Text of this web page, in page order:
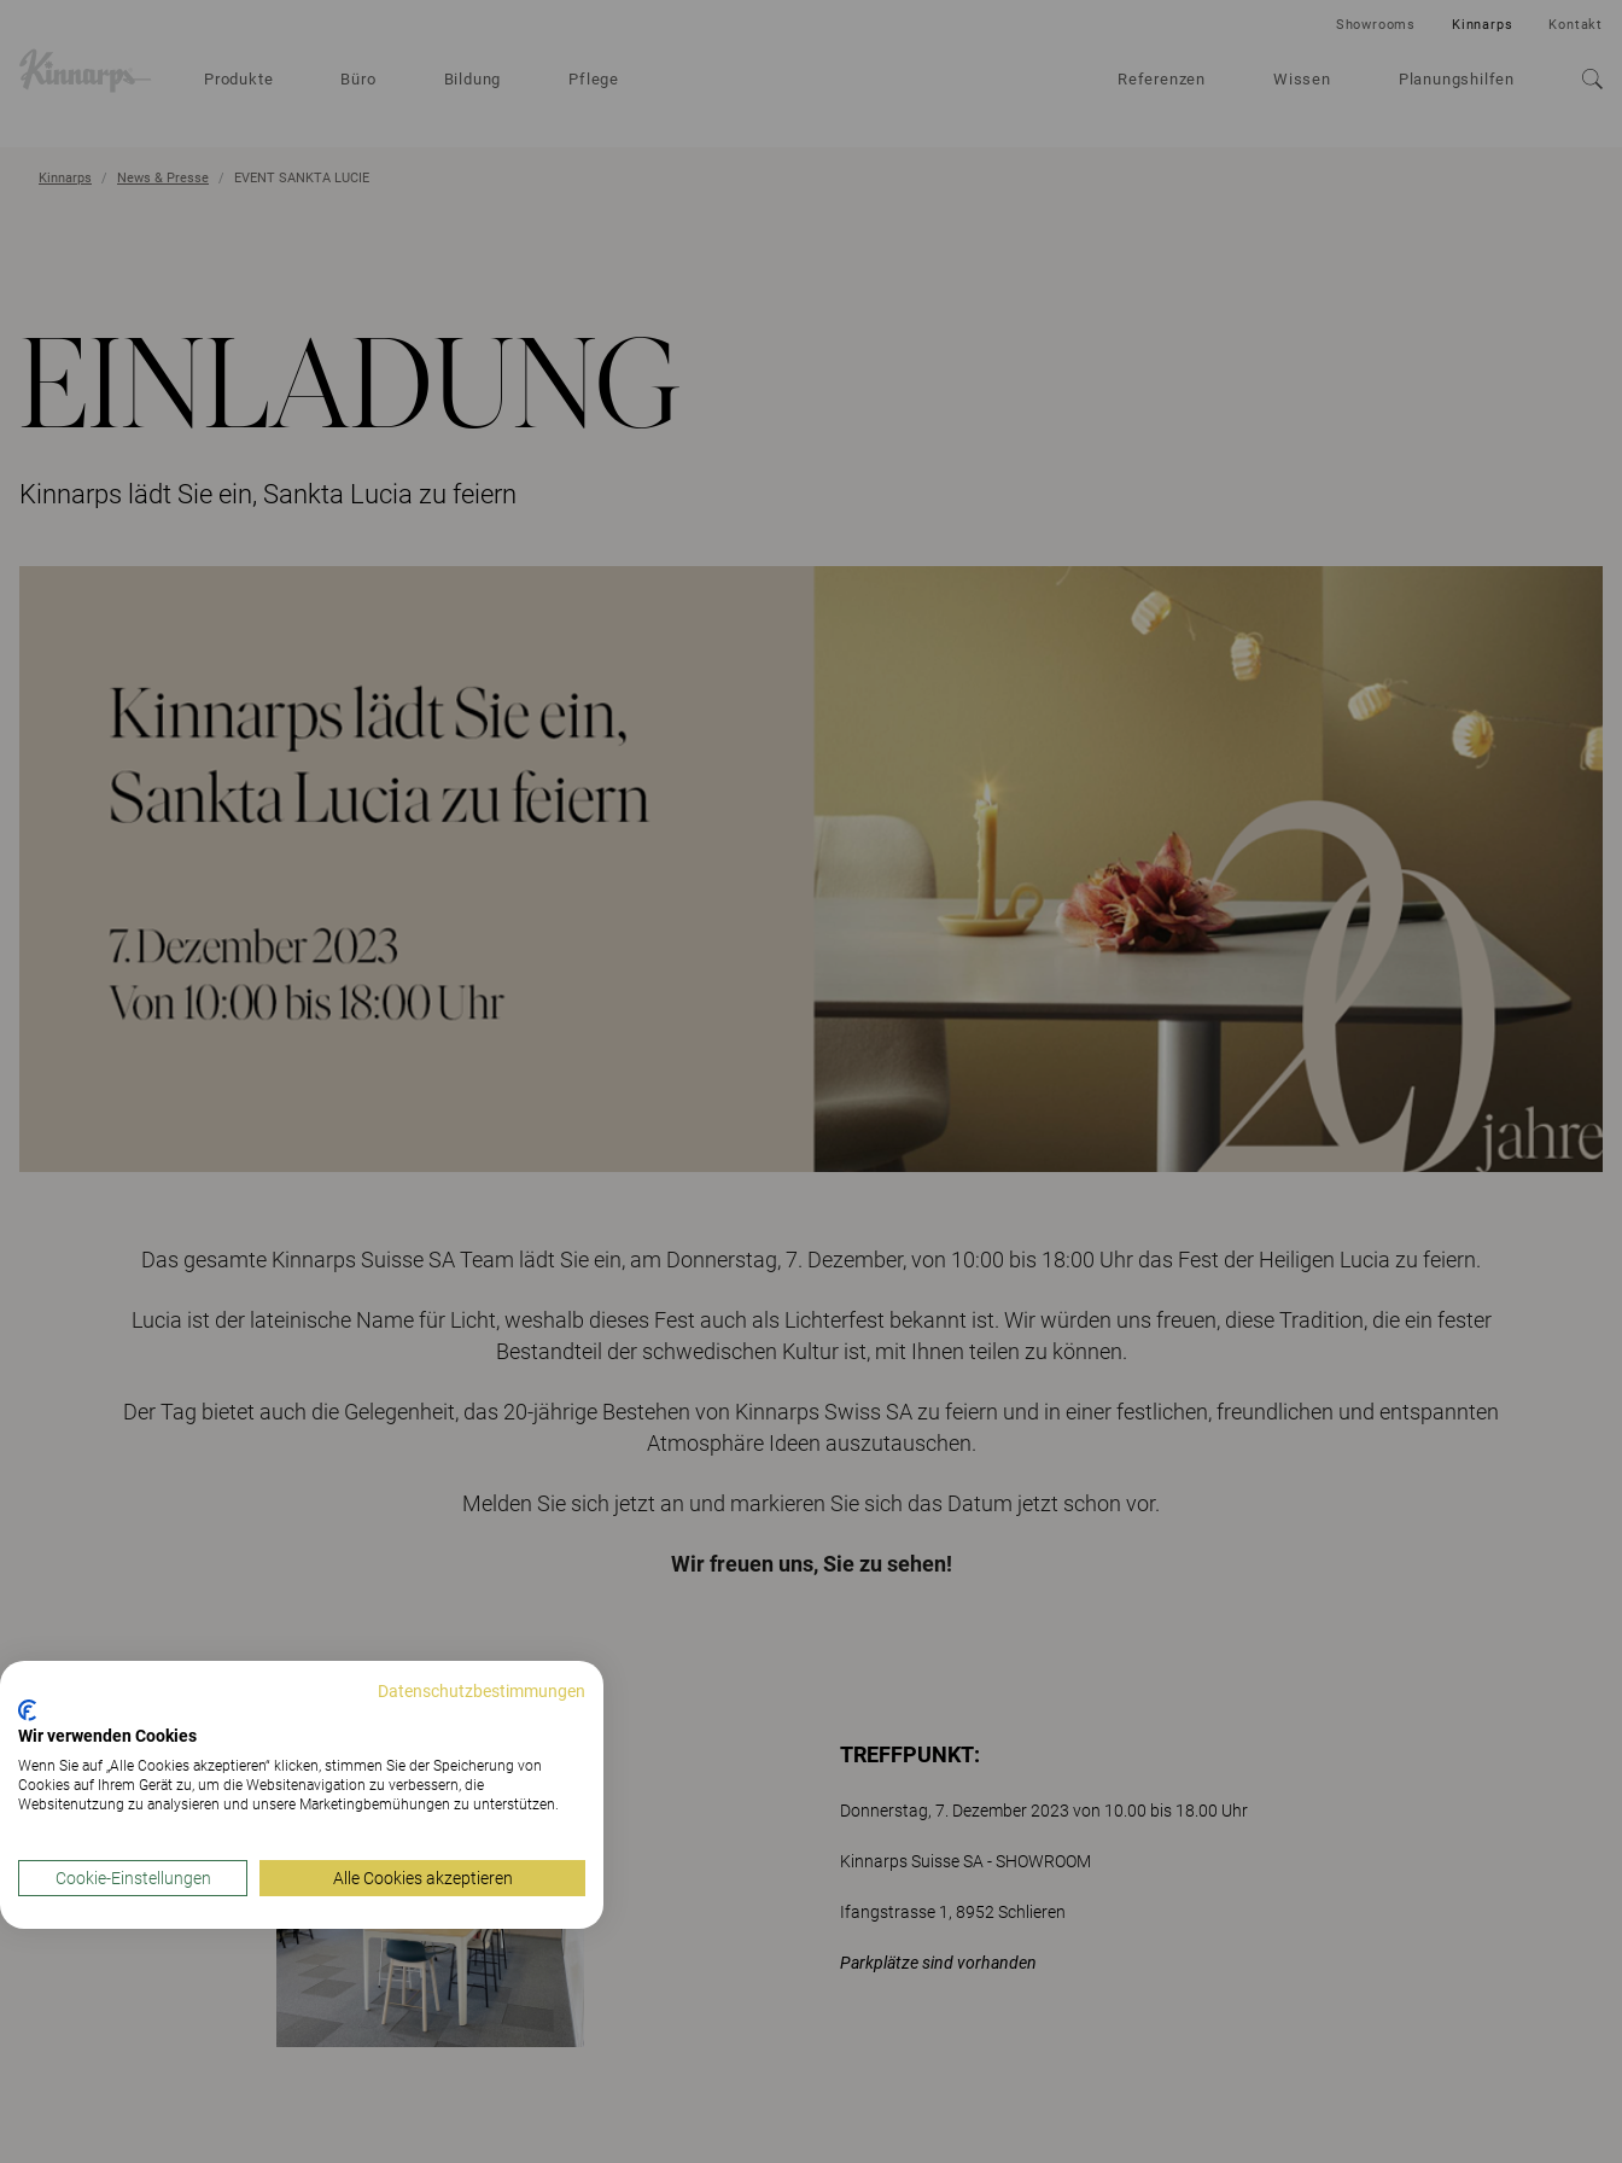
Produkte Büro Bildung Pflege Referenzen Wissen Planungshilfen
Showrooms Kinnarps Kontakt
Kinnarps News & Presse EVENT SANKTA LUCIE
EINLADUNG
Kinnarps lädt Sie ein, Sankta Lucia zu feiern
Das gesamte Kinnarps Suisse SA Team lädt Sie ein, am Donnerstag, 7. Dezember, von 10:00 bis 18:00 Uhr das Fest der Heiligen Lucia zu feiern.
Lucia ist der lateinische Name für Licht, weshalb dieses Fest auch als Lichterfest bekannt ist. Wir würden uns freuen, diese Tradition, die ein fester
Bestandteil der schwedischen Kultur ist, mit Ihnen teilen zu können.
Der Tag bietet auch die Gelegenheit, das 20-jährige Bestehen von Kinnarps Swiss SA zu feiern und in einer festlichen, freundlichen und entspannten
Atmosphäre Ideen auszutauschen.
Melden Sie sich jetzt an und markieren Sie sich das Datum jetzt schon vor.
Wir freuen uns, Sie zu sehen!
TREFFPUNKT:
Donnerstag, 7. Dezember 2023 von 10.00 bis 18.00 Uhr
Kinnarps Suisse SA - SHOWROOM
Ifangstrasse 1, 8952 Schlieren
Parkplätze sind vorhanden
Datenschutzbestimmungen
Wir verwenden Cookies
Wenn Sie auf „Alle Cookies akzeptieren“ klicken, stimmen Sie der Speicherung von
Cookies auf Ihrem Gerät zu, um die Websitenavigation zu verbessern, die
Websitenutzung zu analysieren und unsere Marketingbemühungen zu unterstützen.
Cookie-Einstellungen Alle Cookies akzeptieren